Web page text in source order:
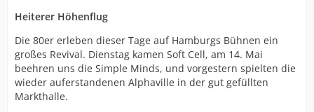
Heiterer Höhenflug
Die 80er erleben dieser Tage auf Hamburgs Bühnen ein
großes Revival. Dienstag kamen Soft Cell, am 14. Mai
beehren uns die Simple Minds, und vorgestern spielten die
wieder auferstandenen Alphaville in der gut gefüllten
Markthalle.